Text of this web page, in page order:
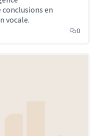
dédié sur ecrivons-
d’Angers est
en
vocale.
0